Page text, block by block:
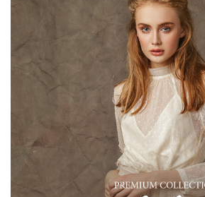
Large 6000*4000px
Stažení zdarma